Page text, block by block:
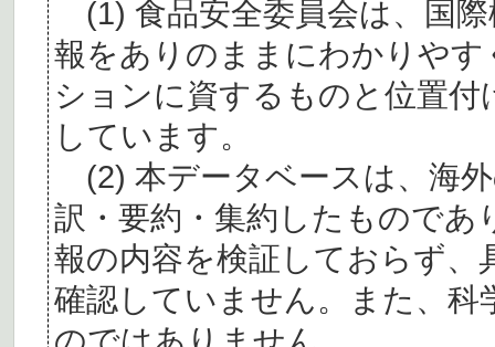
(1) 食品安全委員会は、国
報をありのままにわかりや
ションに資するものと位置
しています。
(2) 本データベースは、海
訳・要約・集約したものであ
報の内容を検証しておらず、
確認していません。また、